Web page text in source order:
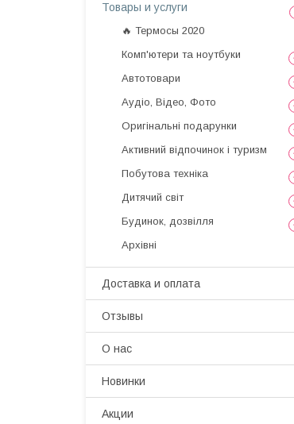
Товары и услуги
🔥 Термосы 2020
Комп'ютери та ноутбуки
Автотовари
Аудіо, Відео, Фото
Оригінальні подарунки
Активний відпочинок і туризм
Побутова техніка
Дитячий світ
Будинок, дозвілля
Архівні
Доставка и оплата
Отзывы
О нас
Новинки
Акции